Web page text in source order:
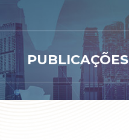
PUBLICAÇÕES